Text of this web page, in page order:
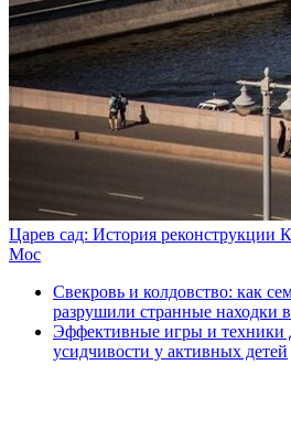
Царев сад: История реконструкции
Мос
Свекровь и колдовство: как
разрушили странные находки
Эффективные игры и техники
усидчивости у активных детей